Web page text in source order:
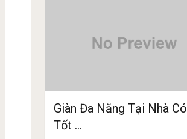
Giàn Đa Năng Tại Nhà Có
Tốt …